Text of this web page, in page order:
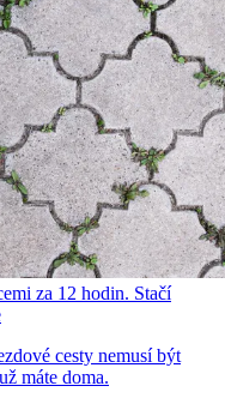
za 12 hodin. Stačí
cesty nemusí být
máte doma.